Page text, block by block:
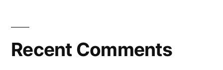
Recent Comments